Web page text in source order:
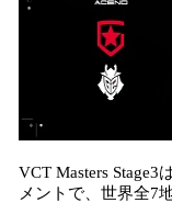
VCT Masters
メントで、世界全7